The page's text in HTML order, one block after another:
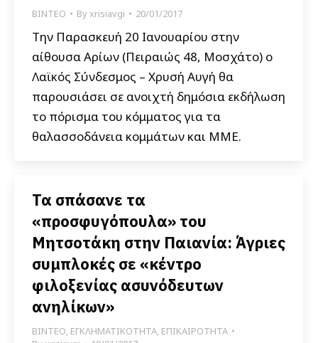
ΒΙΝΤΕΟ Byxrisiavgi 20/01/2017
Την Παρασκευή 20 Ιανουαρίου στην
αίθουσα Αρίων (Πειραιώς 48, Μοσχάτο) ο
Λαϊκός Σύνδεσμος – Χρυσή Αυγή θα
παρουσιάσει σε ανοιχτή δημόσια εκδήλωση
το πόρισμα του κόμματος για τα
θαλασσοδάνεια κομμάτων και ΜΜΕ.
Τα σπάσανε τα
«προσφυγόπουλα» του
Μητσοτάκη στην Παιανία: Άγριες
συμπλοκές σε «κέντρο
φιλοξενίας ασυνόδευτων
ανηλίκων»
ΒΙΝΤΕΟ, ΕΓΚΛΗΜΑΤΙΚΟΤΗΤΑ, ΕΠΙΚΑΙΡΟΤΗΤΑ